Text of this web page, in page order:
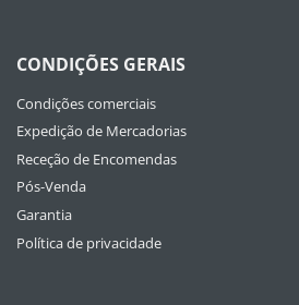
CONDIÇÕES GERAIS
Condições comerciais
Expedição de Mercadorias
Receção de Encomendas
Pós-Venda
Garantia
Política de privacidade